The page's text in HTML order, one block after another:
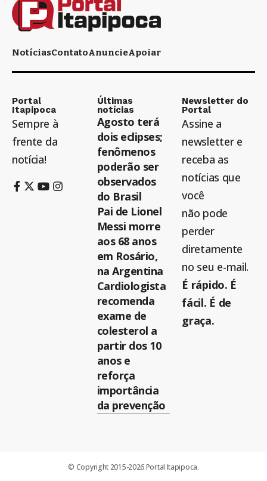
NotíciasContatoAnuncieApoiar
Portal
Itapipoca
Sempre à
frente da
notícia!
Últimas
notícias
Agosto terá
dois eclipses;
fenômenos
poderão ser
observados
do Brasil
Pai de Lionel
Messi morre
aos 68 anos
em Rosário,
na Argentina
Cardiologista
recomenda
exame de
colesterol a
partir dos 10
anos e
reforça
importância
da prevenção
Newsletter do
Portal
Assine a
newsletter e
receba as
notícias que
você
não pode
perder
diretamente
no seu e-mail.
É rápido. É
fácil. É de
graça.
© Copyright 2015-2026 Portal Itapipoca.